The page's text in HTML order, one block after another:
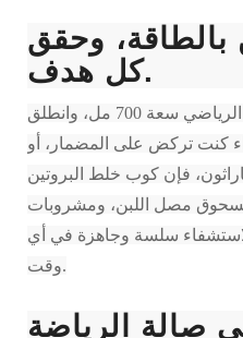
وحقق
كل هدف.
احصل على كوب خلط البروتين الرياضي سعة 700 مل، وانطلق
كنت تركض على المضمار، أو
فإن كوب خلط البروتين
مصل اللبن، ومشروبات
سلسة وجاهزة في أي
وقت.
صالة الرياضة